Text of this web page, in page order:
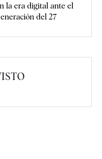
la era digital ante el
del 27